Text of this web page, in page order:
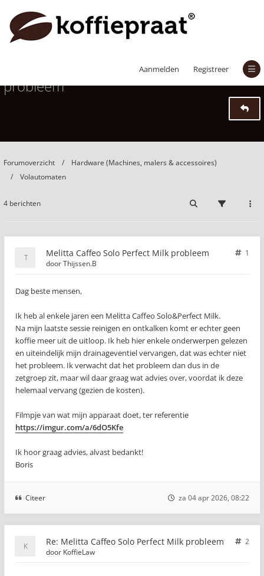
Aanmelden Registreer
Melitta Caffeo Solo Perfect Milk
probleem
Forumoverzicht
Hardware (Machines, malers & accessoires)
Volautomaten
4 berichten
Melitta Caffeo Solo Perfect Milk probleem
1
doorThijssen.B
Dag beste mensen,
Ik heb al enkele jaren een Melitta Caffeo Solo&Perfect Milk.
Na mijn laatste sessie reinigen en ontkalken komt er echter geen
koffie meer uit de uitloop. Ik heb hier enkele onderwerpen gelezen
en uiteindelijk mijn drainageventiel vervangen, dat was echter niet
het probleem. Ik verwacht dat het probleem dan dus in de
zetgroep zit, maar wil daar graag wat advies over, voordat ik deze
helemaal vervang (gezien de kosten).
Filmpje van wat mijn apparaat doet, ter referentie
https://imgur.com/a/6dO5Kfe
Ik hoor graag advies, alvast bedankt!
Boris
Citeer za 04 apr 2026, 08:22
Re: Melitta Caffeo Solo Perfect Milk probleem
2
door KoffieLaw